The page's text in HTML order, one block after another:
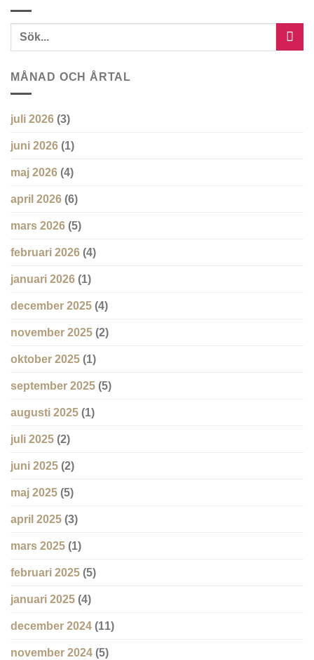
MÅNAD OCH ÅRTAL
juli 2026 (3)
juni 2026 (1)
maj 2026 (4)
april 2026 (6)
mars 2026 (5)
februari 2026 (4)
januari 2026 (1)
december 2025 (4)
november 2025 (2)
oktober 2025 (1)
september 2025 (5)
augusti 2025 (1)
juli 2025 (2)
juni 2025 (2)
maj 2025 (5)
april 2025 (3)
mars 2025 (1)
februari 2025 (5)
januari 2025 (4)
december 2024 (11)
november 2024 (5)